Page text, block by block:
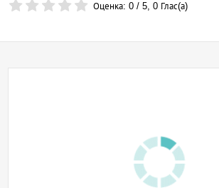
Оценка:0 /5,0 Глас(а)